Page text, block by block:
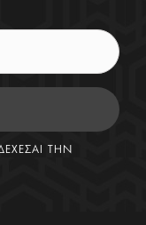
ΤΗΝ